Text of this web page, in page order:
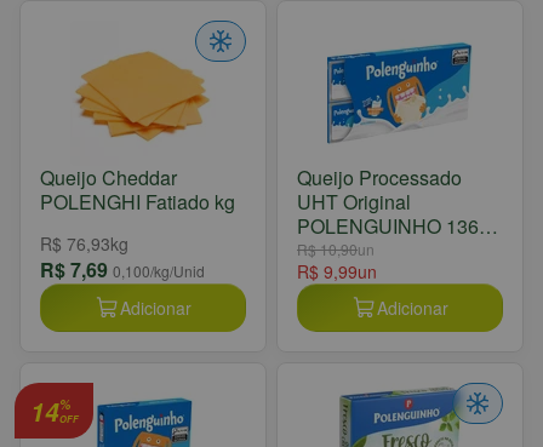
Queijo Cheddar
POLENGHI Fatiado kg
R$ 76,93kg
R$ 7,69 0,100/kg/Unid
Adicionar
Queijo Processado
UHT Original
POLENGUINHO 136g
8 Unidades
R$ 10,90un
R$ 9,99un
Adicionar
14%
OFF